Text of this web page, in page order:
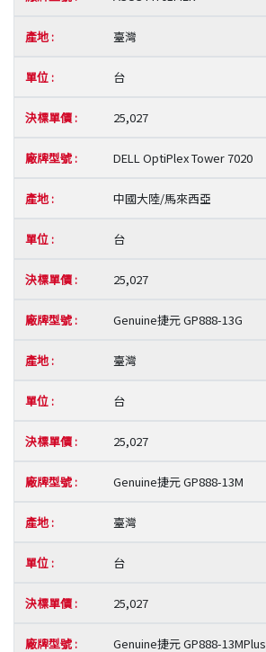
臺灣
台
25,027
DELL OptiPlex Tower 7020
中國大陸/馬來西亞
台
25,027
Genuine捷元 GP888-13G
臺灣
台
25,027
Genuine捷元 GP888-13M
臺灣
台
25,027
Genuine捷元 GP888-13MPlus